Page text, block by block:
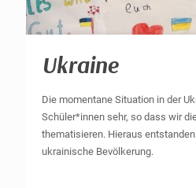
Ukraine
Die momentane Situation in der
Schüler*innen sehr, so dass wir
thematisieren. Hieraus
ukrainische Bevölkerung.